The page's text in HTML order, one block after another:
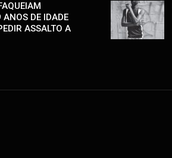
DE IDADE
ASSALTO A